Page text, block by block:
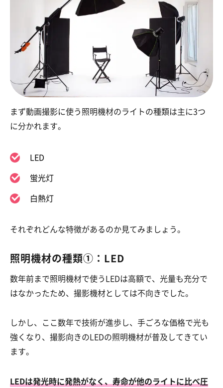
まず動画撮影に使う照明機材のライトの種類は主に3つ
に分かれます。
LED
蛍光灯
白熱灯
それぞれどんな特徴があるのか見てみましょう。
照明機材の種類①：LED
数年前まで照明機材で使うLEDは高額で、光量も充分で
はなかったため、撮影機材としては不向きでした。
しかし、ここ数年で技術が進歩し、手ごろな価格で光も
強くなり、撮影向きのLEDの照明機材が普及してきてい
ます。
LEDは発光時に発熱がなく、寿命が他のライトに比べ圧